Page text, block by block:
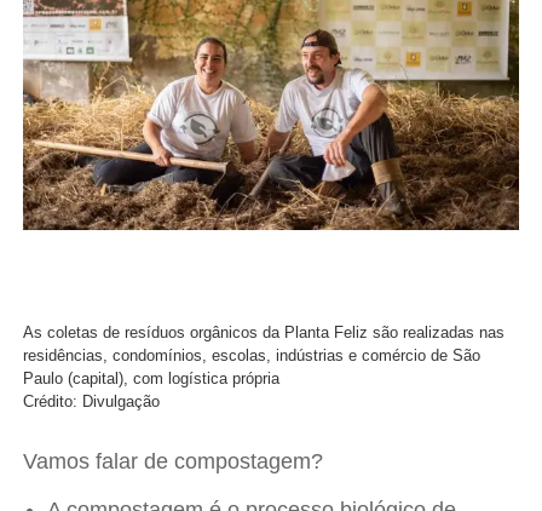
As coletas de resíduos orgânicos da Planta Feliz são realizadas nas
residências, condomínios, escolas, indústrias e comércio de São
Paulo (capital), com logística própria
Crédito: Divulgação
Vamos falar de compostagem?